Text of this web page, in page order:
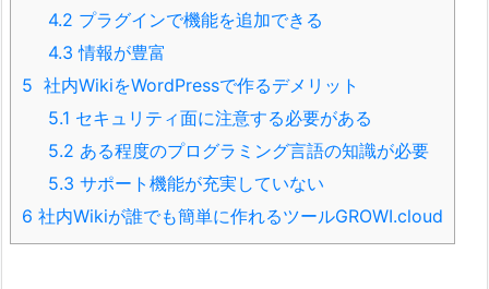
4.2 プラグインで機能を追加できる
4.3 情報が豊富
5 社内WikiをWordPressで作るデメリット
5.1 セキュリティ面に注意する必要がある
5.2 ある程度のプログラミング言語の知識が必要
5.3 サポート機能が充実していない
6 社内Wikiが誰でも簡単に作れるツールGROWI.cloud